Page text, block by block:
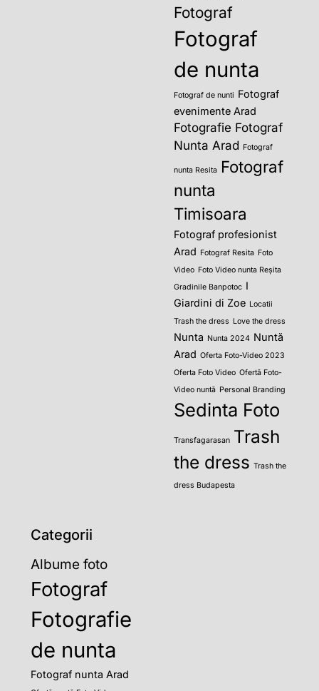
Fotograf
Fotograf
de nunta
Fotograf de nunti Fotograf
evenimente Arad
Fotografie Fotograf
Nunta Arad Fotograf
nunta Resita Fotograf
nunta
Timisoara
Fotograf profesionist
Arad Fotograf Resita Foto
Video Foto Video nunta Reșita
Gradinile Banpotoc I
Giardini di Zoe Locatii
Trash the dress Love the dress
Nunta Nunta 2024 Nuntă
Arad Oferta Foto-Video 2023
Oferta Foto Video Ofertă Foto-
Video nuntă Personal Branding
Sedinta Foto
Transfagarasan Trash
the dress Trash the
dress Budapesta
Categorii
Albume foto
Fotograf
Fotografie
de nunta
Fotograf nunta Arad